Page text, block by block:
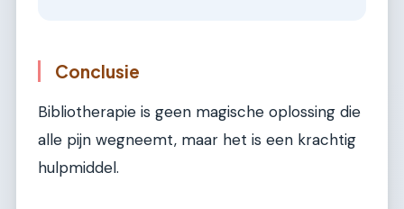
Conclusie
Bibliotherapie is geen magische oplossing die
alle pijn wegneemt, maar het is een krachtig
hulpmiddel.